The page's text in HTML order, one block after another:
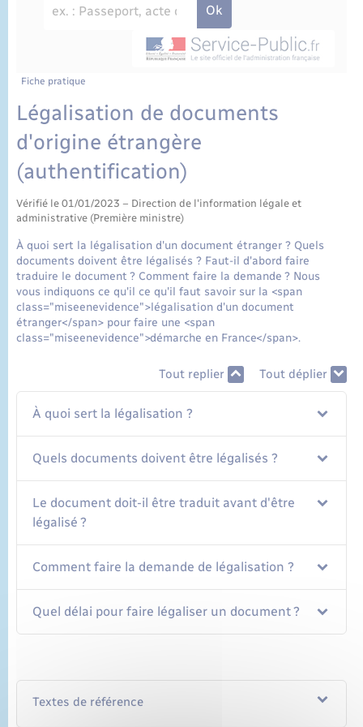
État civil
Cimetière communal
Fiche pratique
Légalisation de documents
d'origine étrangère
(authentification)
Vérifié le 01/01/2023 – Direction de l'information légale et
administrative (Première ministre)
À quoi sert la légalisation d'un document étranger ? Quels
documents doivent être légalisés ? Faut-il d'abord faire
traduire le document ? Comment faire la demande ? Nous
vous indiquons ce qu'il ce qu'il faut savoir sur la <span
class="miseenevidence">légalisation d'un document
étranger</span> pour faire une <span
class="miseenevidence">démarche en France</span>.
Tout replier Tout déplier
À quoi sert la légalisation ?
Quels documents doivent être légalisés ?
Le document doit-il être traduit avant d'être
légalisé ?
Comment faire la demande de légalisation ?
Quel délai pour faire légaliser un document ?
Textes de référence